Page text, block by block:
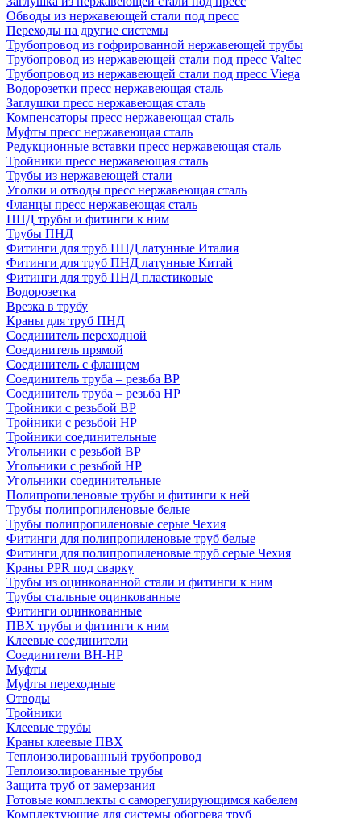
Обводы из нержавеющей стали под пресс
Переходы на другие системы
Трубопровод из гофрированной нержавеющей трубы
Трубопровод из нержавеющей стали под пресс Valtec
Трубопровод из нержавеющей стали под пресс Viega
Водорозетки пресс нержавеющая сталь
Заглушки пресс нержавеющая сталь
Компенсаторы пресс нержавеющая сталь
Муфты пресс нержавеющая сталь
Редукционные вставки пресс нержавеющая сталь
Тройники пресс нержавеющая сталь
Трубы из нержавеющей стали
Уголки и отводы пресс нержавеющая сталь
Фланцы пресс нержавеющая сталь
ПНД трубы и фитинги к ним
Трубы ПНД
Фитинги для труб ПНД латунные Италия
Фитинги для труб ПНД латунные Китай
Фитинги для труб ПНД пластиковые
Водорозетка
Врезка в трубу
Краны для труб ПНД
Соединитель переходной
Соединитель прямой
Соединитель с фланцем
Соединитель труба – резьба ВР
Соединитель труба – резьба НР
Тройники с резьбой ВР
Тройники с резьбой НР
Тройники соединительные
Угольники с резьбой ВР
Угольники с резьбой НР
Угольники соединительные
Полипропиленовые трубы и фитинги к ней
Трубы полипропиленовые белые
Трубы полипропиленовые серые Чехия
Фитинги для полипропиленовые труб белые
Фитинги для полипропиленовые труб серые Чехия
Краны PPR под сварку
Трубы из оцинкованной стали и фитинги к ним
Трубы стальные оцинкованные
Фитинги оцинкованные
ПВХ трубы и фитинги к ним
Клеевые соединители
Соединители ВН-НР
Муфты
Муфты переходные
Отводы
Тройники
Клеевые трубы
Краны клеевые ПВХ
Теплоизолированный трубопровод
Теплоизолированные трубы
Защита труб от замерзания
Готовые комплекты с саморегулирующимся кабелем
Комплектующие для системы обогрева труб